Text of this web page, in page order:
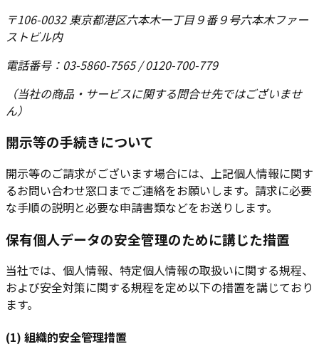
〒106-0032 東京都港区六本木一丁目９番９号六本木ファー
ストビル内
電話番号：03-5860-7565 / 0120-700-779
（当社の商品・サービスに関する問合せ先ではございませ
ん）
開示等の手続きについて
開示等のご請求がございます場合には、上記個人情報に関す
るお問い合わせ窓口までご連絡をお願いします。請求に必要
な手順の説明と必要な申請書類などをお送りします。
保有個人データの安全管理のために講じた措置
当社では、個人情報、特定個人情報の取扱いに関する規程、
および安全対策に関する規程を定め以下の措置を講じており
ます。
(1) 組織的安全管理措置